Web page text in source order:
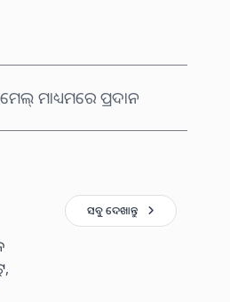
ମାଧ୍ୟମରେ ପ୍ରଦାନ
ସବୁ ଦେଖାନ୍ତୁ